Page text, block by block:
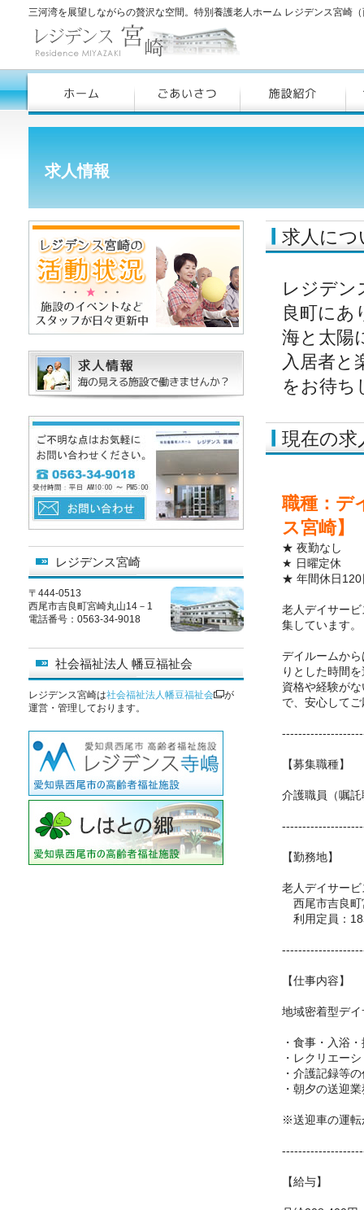
三河湾を展望しながらの贅沢な空間。特別養護老人ホーム レジデンス宮崎
求人情報
求人につ
レジデン
良町にあ
海と太陽
入居者と
をお待ち
現在の求
職種：デ
ス宮崎】
★ 夜勤なし
★ 日曜定休
★ 年間休日120
老人デイサー
集しています。
デイルームか
りとした時間
資格や経験が
で、安心して
【募集職種】
介護職員（嘱
【勤務地】
老人デイサー
西尾市吉良町
利用定員：
【仕事内容】
地域密着型デ
・食事・入浴
・レクリエー
・介護記録等
・朝夕の送迎
※送迎車の運転
【給与】
レジデンス宮崎
〒444-0513
西尾市吉良町宮崎丸山14－1
電話番号：0563-34-9018
社会福祉法人 幡豆福祉会
レジデンス宮崎は社会福祉法人幡豆福祉会
が
運営・管理しております。